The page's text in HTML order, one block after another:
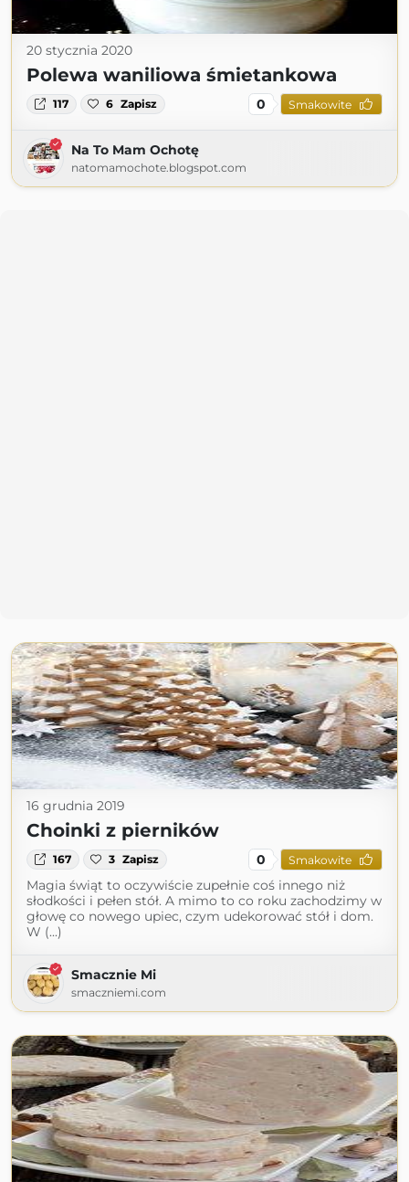
20 stycznia 2020
Polewa waniliowa śmietankowa
117 6 Zapisz 0 Smakowite
Na To Mam Ochotę
natomamochote.blogspot.com
16 grudnia 2019
Choinki z pierników
167 3 Zapisz 0 Smakowite
Magia świąt to oczywiście zupełnie coś innego niż
słodkości i pełen stół. A mimo to co roku zachodzimy w
głowę co nowego upiec, czym udekorować stół i dom.
W (...)
Smacznie Mi
smaczniemi.com